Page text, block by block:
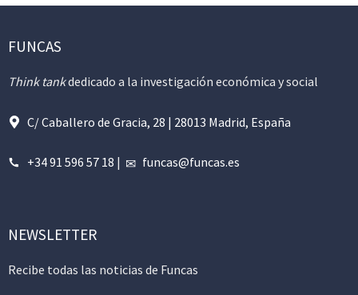
FUNCAS
Think tankdedicado a la investigación económica y social
C/ Caballero de Gracia, 28 | 28013 Madrid, España
+34 91 596 57 18 | funcas@funcas.es
NEWSLETTER
Recibe todas las noticias de Funcas